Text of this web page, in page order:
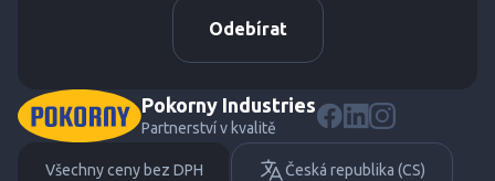
Odebírat
Pokorny Industries
Partnerství v kvalitě
Všechny ceny bez DPH Česká republika (CS)